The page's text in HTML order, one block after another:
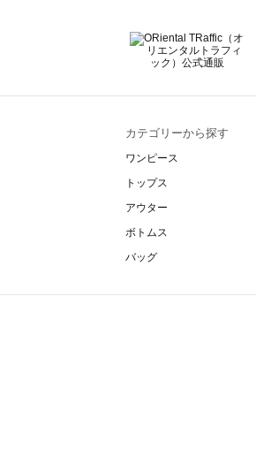
カテゴリーから探す
ワンピース
トップス
アウター
ボトムス
バッグ